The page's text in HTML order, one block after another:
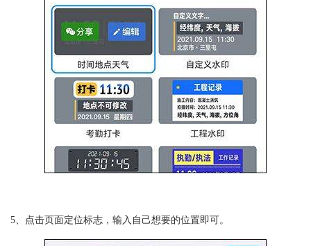
5、点击页面定位标志，输入自己想要的位置即可。